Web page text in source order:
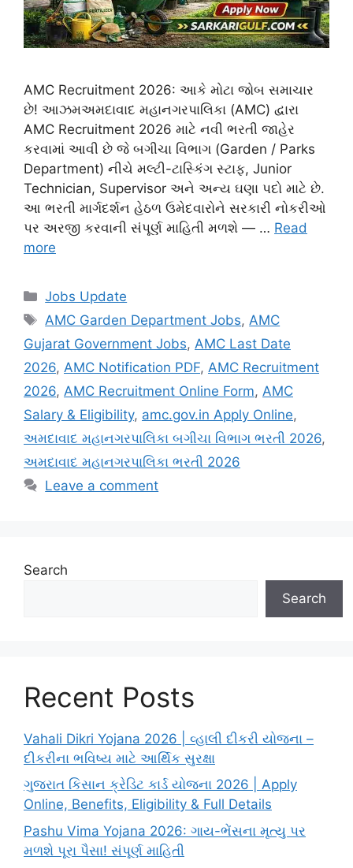
AMC Recruitment 2026: આકે મોટા જોબ સમાચાર
છે! આઝમઅમદાવાદ મહાનગરપાલિકા (AMC) દ્વારા
AMC Recruitment 2026 માટે નવી ભરતી જાહેર
કરવામાં આવી છે જે બગીચા વિભાગ (Garden / Parks
Department) નીચે મલ્ટી-ટાસ્કિંગ સ્ટાફ, Junior
Technician, Supervisor અને અન્ય ઘણા પદો માટે છે.
આ ભરતી માર્ગદર્શન હેઠળ ઉમેદવારોને સરકારી નોકરીઓ
પર અરજી કરવાની સંપૂર્ણ માહિતી મળશે — … Read
more
Categories
Jobs Update
Tags
AMC Garden Department Jobs, AMC
Gujarat Government Jobs, AMC Last Date
2026, AMC Notification PDF, AMC Recruitment
2026, AMC Recruitment Online Form, AMC
Salary & Eligibility, amc.gov.in Apply Online,
અમદાવાદ મહાનગરપાલિકા બગીચા વિભાગ ભરતી 2026,
અમદાવાદ મહાનગરપાલિકા ભરતી 2026
Leave a comment
Search
Search
Recent Posts
Vahali Dikri Yojana 2026 | વ્હાલી દીકરી યોજના –
દીકરીના ભવિષ્ય માટે આર્થિક સુરક્ષા
ગુજરાત કિસાન ક્રેડિટ કાર્ડ યોજના 2026 | Apply
Online, Benefits, Eligibility & Full Details
Pashu Vima Yojana 2026: ગાય-ભેંસના મૃત્યુ પર
મળશે પૂરા પૈસા! સંપૂર્ણ માહિતી